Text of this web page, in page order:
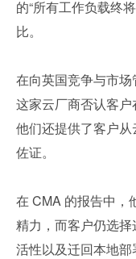
的“所有工作负载终
比。
在向英国竞争与市场
这家云厂商否认客户
他们还提供了客户
佐证。
在 CMA 的报告中，
精力，而客户仍选
活性以及迁回本地部